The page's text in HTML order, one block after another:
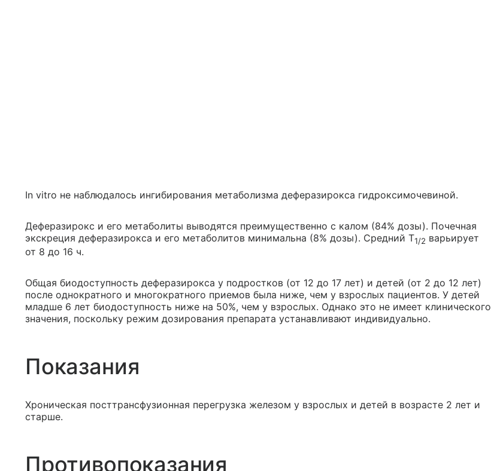
In vitro не наблюдалось ингибирования метаболизма деферазирокса гидроксимочевиной.
Деферазирокс и его метаболиты выводятся преимущественно с калом (84% дозы). Почечная
экскреция деферазирокса и его метаболитов минимальна (8% дозы). Средний T1/2 варьирует
от 8 до 16 ч.
Общая биодоступность деферазирокса у подростков (от 12 до 17 лет) и детей (от 2 до 12 лет)
после однократного и многократного приемов была ниже, чем у взрослых пациентов. У детей
младше 6 лет биодоступность ниже на 50%, чем у взрослых. Однако это не имеет клинического
значения, поскольку режим дозирования препарата устанавливают индивидуально.
Показания
Хроническая посттрансфузионная перегрузка железом у взрослых и детей в возрасте 2 лет и
старше.
Противопоказания